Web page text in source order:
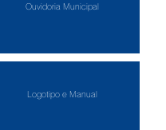
Ouvidoria Municipal
Logotipo e Manual